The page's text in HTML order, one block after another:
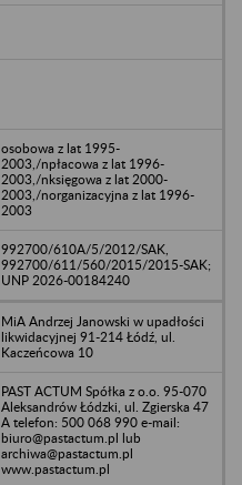
osobowa z lat 1995-
2003,/npłacowa z lat 1996-
2003,/nksięgowa z lat 2000-
2003,/norganizacyjna z lat 1996-
2003
992700/610A/5/2012/SAK,
992700/611/560/2015/2015-SAK;
UNP 2026-00184240
MiA Andrzej Janowski w upadłości
likwidacyjnej 91-214 Łódź, ul.
Kaczeńcowa 10
PAST ACTUM Spółka z o.o. 95-070
Aleksandrów Łódzki, ul. Zgierska 47
A telefon: 500 068 990 e-mail:
biuro@pastactum.pl lub
archiwa@pastactum.pl
www.pastactum.pl